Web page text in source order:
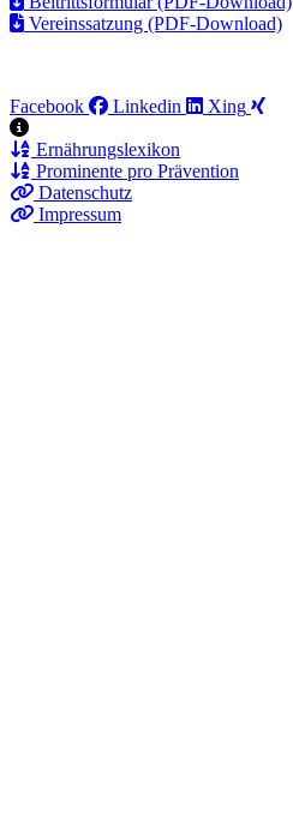
Vereinssatzung (PDF-Download)
Facebook Linkedin Xing
Ernährungslexikon
Prominente pro Prävention
Datenschutz
Impressum